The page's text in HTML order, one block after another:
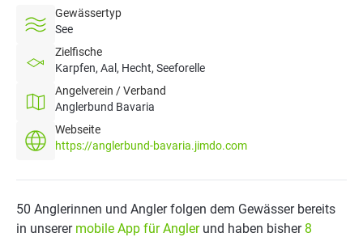
Gewässertyp
See
Zielfische
Karpfen, Aal, Hecht, Seeforelle
Angelverein / Verband
Anglerbund Bavaria
Webseite
https://anglerbund-bavaria.jimdo.com
50 Anglerinnen und Angler folgen dem Gewässer bereits
in unserer mobile App für Anglerund haben bisher 8